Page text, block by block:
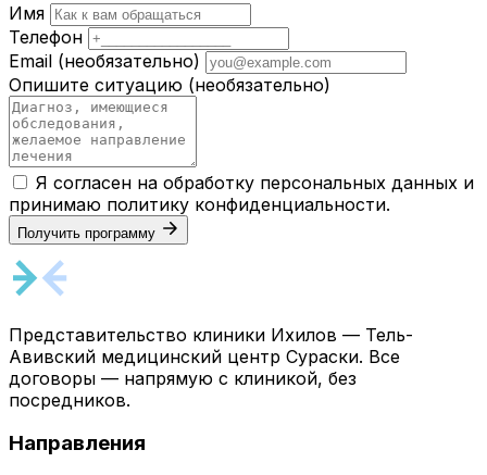
Имя
Телефон
Email (необязательно)
Опишите ситуацию (необязательно)
Я согласен на обработку персональных данных и
принимаю политику конфиденциальности.
Получить программу
Представительство клиники Ихилов — Тель-
Авивский медицинский центр Сураски. Все
договоры — напрямую с клиникой, без
посредников.
Направления